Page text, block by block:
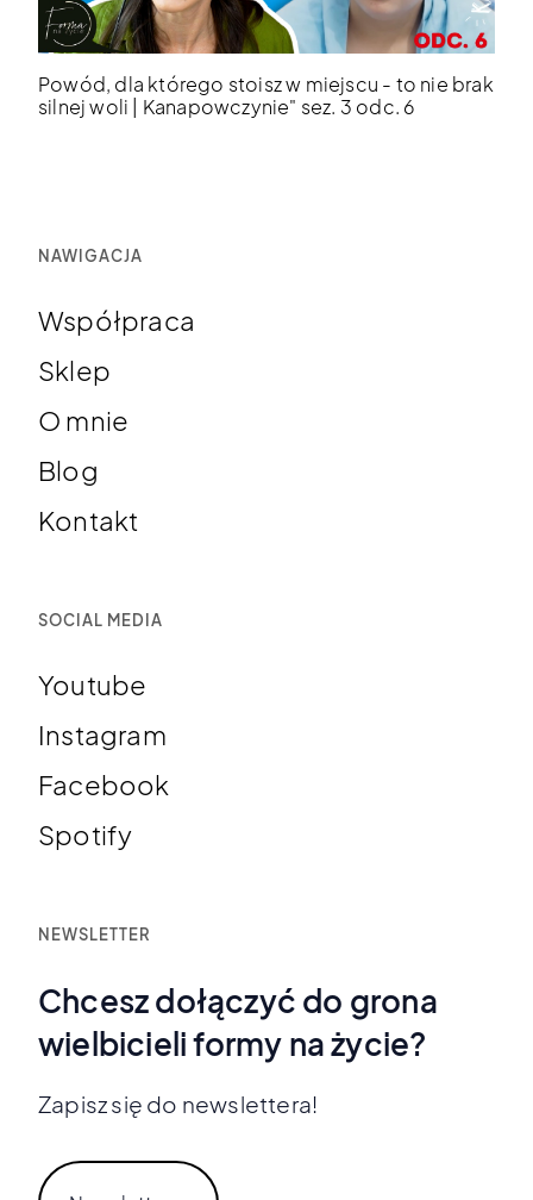
Powód, dla którego stoisz w miejscu - to nie brak
silnej woli | Kanapowczynie" sez. 3 odc. 6
NAWIGACJA
Współpraca
Sklep
O mnie
Blog
Kontakt
SOCIAL MEDIA
Youtube
Instagram
Facebook
Spotify
NEWSLETTER
Chcesz dołączyć do grona
wielbicieli formy na życie?
Zapisz się do newslettera!